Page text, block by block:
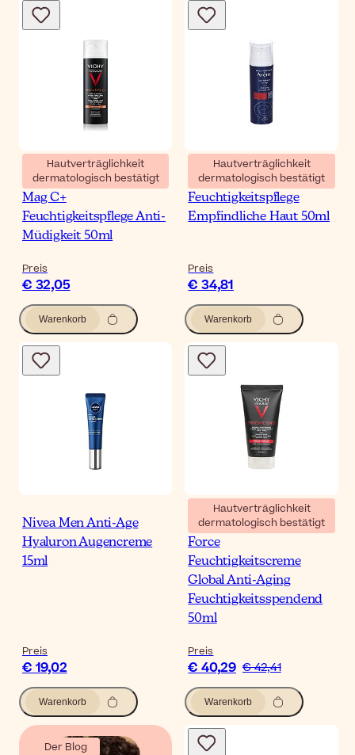
Hautverträglichkeit
dermatologisch bestätigt
Vichy Homme Hydra
Mag C+
Feuchtigkeitspflege Anti-
Müdigkeit 50ml
Preis
€ 32,05
Warenkorb
Hautverträglichkeit
dermatologisch bestätigt
Avène Men Anti-Aging
Feuchtigkeitspflege
Empfindliche Haut 50ml
Preis
€ 34,81
Warenkorb
Nivea Men Anti-Age
Hyaluron Augencreme
15ml
Preis
€ 19,02
Warenkorb
Hautverträglichkeit
dermatologisch bestätigt
Vichy Homme Structure
Force
Feuchtigkeitscreme
Global Anti-Aging
Feuchtigkeitsspendend
50ml
Preis
€ 40,29 € 42,41
Warenkorb
Der Blog